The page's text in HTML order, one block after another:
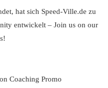
hat sich Speed-Ville.de zu
entwickelt – Join us on our